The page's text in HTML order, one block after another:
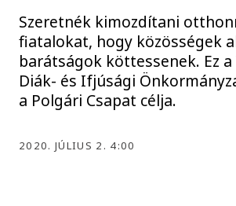
Szeretnék kimozdítani
fiatalokat, hogy közösségek
barátságok köttessenek. Ez a
Diák- és Ifjúsági
a Polgári Csapat célja.
2020. JÚLIUS 2. 4:00